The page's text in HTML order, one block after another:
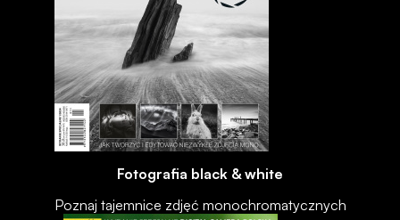
Fotografia black & white
Poznaj tajemnice zdjęć monochromatycznych